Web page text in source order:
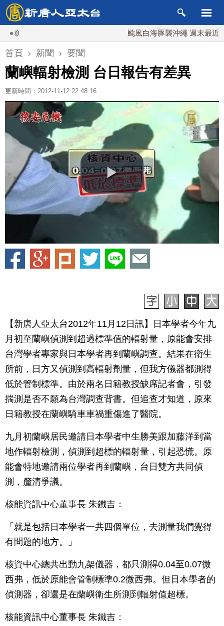
颱風白海豚襲沖繩 週末最近台灣
首頁 › 新聞 › 要聞
蘭嶼輻射檢測 台日報告有差異
更新時間：2012-11-12 22:48:16
【新唐人亞太台2012年11月12日訊】日本學者今年九
月初至蘭嶼偵測到超過標準值的輻射量，原能會安排
台灣學者專家與日本學者再到蘭嶼調查。結果在衛生
所前，日方又偵測到高輻射劑量，但我方儀器都測得
低於管制標準。由於兩名日籍教授缺席記者會，引發
揣測是否不願為台灣調查背書。但追查才知道，原來
日籍教授在蘭嶼騎車車禍重傷進了醫院。
九月初蘭嶼居民邀請日本學者中生勝美跟加藤洋到當
地作輻射檢測，偵測到超標的輻射量，引起恐慌。原
能會特地邀請兩位學者再到蘭嶼，台日雙方共同偵
測，釐清爭議。
核能資訊中心董事長 朱鐵吉：
「就是包括日本學者一共四個單位，去測量我們覺得
有問題的地方。」
核資中心總共出動九架儀器，都只測得0.04至0.07微
西弗，低於原能會管制標準0.2微西弗。但日本學者的
偵測器，卻還是在蘭嶼衛生所測到輻射值超標。
核能資訊中心董事長 朱鐵吉：